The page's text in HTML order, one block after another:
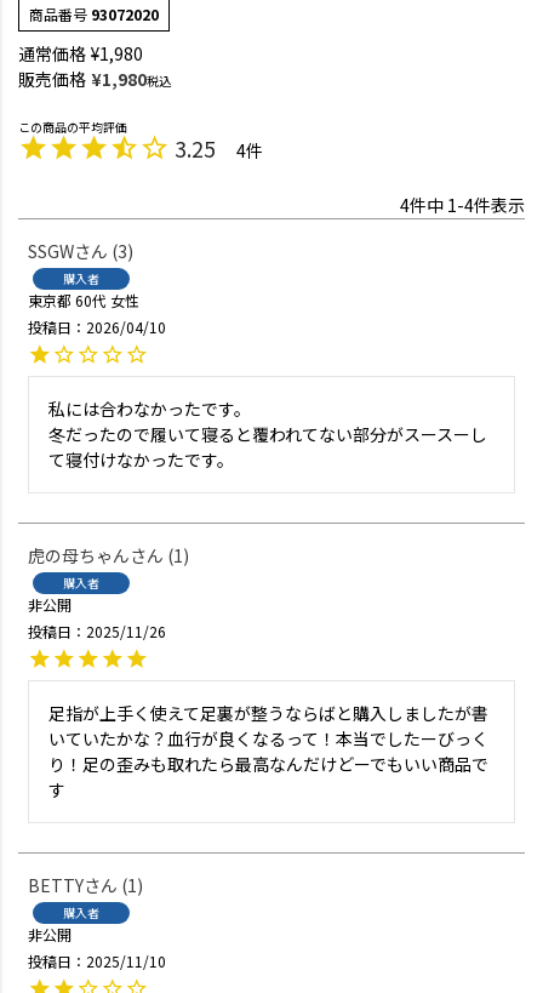
ス レディース 93072020
商品番号 93072020
通常価格 ¥1,980
販売価格 ¥1,980税込
3.25 4
4件中 1-4件表示
SSGW
3
購入者
東京都 60代 女性
投稿日
2026/04/10
私には合わなかったです。
冬だったので履いて寝ると覆われてない部分がスースーし
て寝付けなかったです。
虎の母ちゃん 1
購入者
非公開
投稿日
2025/11/26
足指が上手く使えて足裏が整うならばと購入しましたが書
いていたかな？血行が良くなるって！本当でしたーびっく
り！足の歪みも取れたら最高なんだけどーでもいい商品で
す
BETTY 1
購入者
非公開
投稿日
2025/11/10